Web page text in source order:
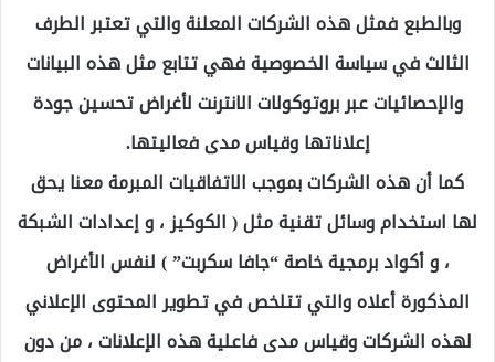
وبالطبع فمثل هذه الشركات المعلنة والتي تعتبر الطرف
الثالث في سياسة الخصوصية فهي تتابع مثل هذه البيانات
والإحصائيات عبر بروتوكولات الانترنت لأغراض تحسين جودة
إعلاناتها وقياس مدى فعاليتها.
كما أن هذه الشركات بموجب الاتفاقيات المبرمة معنا يحق
لها استخدام وسائل تقنية مثل ( الكوكيز ، و إعدادات الشبكة
، و أكواد برمجية خاصة “جافا سكربت” ) لنفس الأغراض
المذكورة أعلاه والتي تتلخص في تطوير المحتوى الإعلاني
لهذه الشركات وقياس مدى فاعلية هذه الإعلانات ، من دون